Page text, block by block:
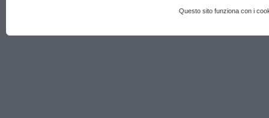
Questo sito funziona con i